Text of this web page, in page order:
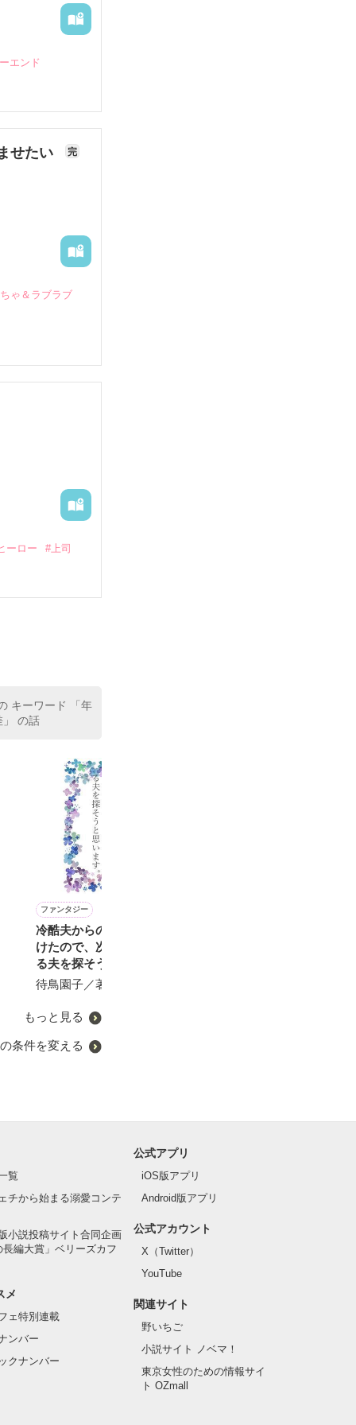
エンド
せたい 完
ゃ＆ラブラブ
閥御曹司に
影恭司その
れた上、二
ーロー #上司
居まで提案
キーワード 「年
」 の話
ファンタジー
冷酷夫からの離婚宣告を受
けたので、次は愛してくれ
る夫を探そうと思います。
待鳥園子／著
もっと見る
条件を変える
覧
チから始まる溺愛コンテ
小説投稿サイト合同企画
長編大賞」ベリーズカフ
メ
ェ特別連載
ンバー
クナンバー
公式アプリ
iOS版アプリ
Android版アプリ
公式アカウント
X（Twitter）
YouTube
関連サイト
野いちご
小説サイト ノベマ！
東京女性のための情報サイ
ト OZmall